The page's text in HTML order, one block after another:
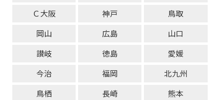
Ｃ大阪
神戸
鳥取
岡山
広島
山口
讃岐
徳島
愛媛
今治
福岡
北九州
鳥栖
長崎
熊本